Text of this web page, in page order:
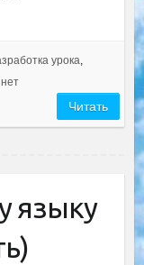
урока,
Читать
языку